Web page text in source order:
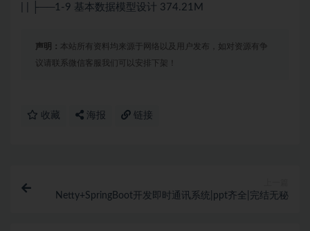
| | ├──1-9 基本数据模型设计 374.21M
声明： 本站所有资料均来源于网络以及用户发布，如对资源有争
议请联系微信客服我们可以安排下架！
收藏 海报 链接
Netty+SpringBoot开发即时通讯系统|ppt齐全|完结无秘